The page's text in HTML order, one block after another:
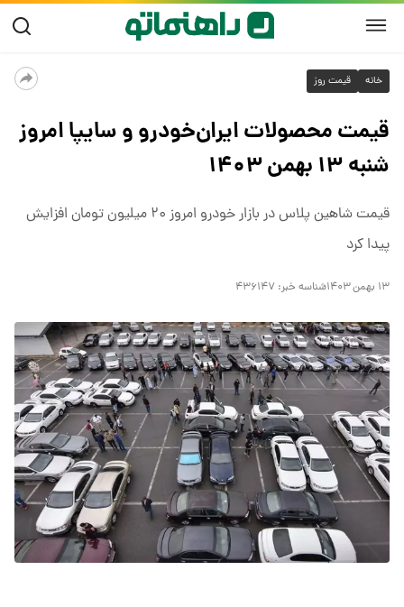
خانه قیمت روز
قیمت محصولات ایران‌خودرو و سایپا امروز
شنبه ۱۳ بهمن ۱۴۰۳
قیمت شاهین پلاس در بازار خودرو امروز ۲۰ میلیون تومان افزایش
پیدا کرد
۱۳ بهمن ۱۴۰۳ شناسه خبر: ۴۳۶۱۴۷